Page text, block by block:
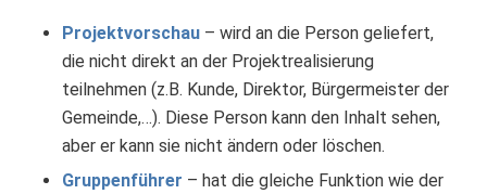
Projektvorschau – wird an die Person geliefert,
die nicht direkt an der Projektrealisierung
teilnehmen (z.B. Kunde, Direktor, Bürgermeister der
Gemeinde,…). Diese Person kann den Inhalt sehen,
aber er kann sie nicht ändern oder löschen.
Gruppenführer – hat die gleiche Funktion wie der